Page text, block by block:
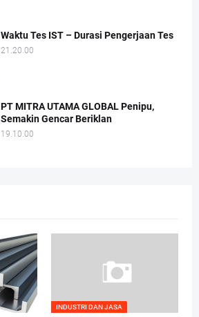
Waktu Tes IST – Durasi Pengerjaan Tes
21.20.00
PT MITRA UTAMA GLOBAL Penipu,
Semakin Gencar Beriklan
19.10.00
INDUSTRI DAN JASA